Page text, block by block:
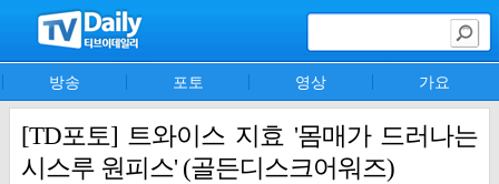
방송 포토 영상 가요
[TD포토] 트와이스 지효 '몸매가 드러나는
시스루 원피스' (골든디스크어워즈)